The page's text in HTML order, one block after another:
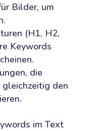
Bilder, um
(H1, H2,
Keywords
die
den
im Text